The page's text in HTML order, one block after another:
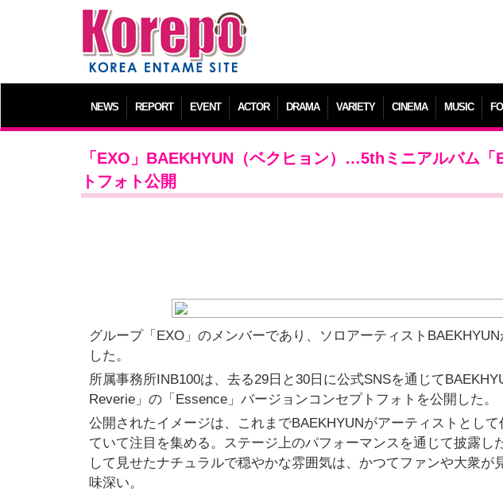
NEWS REPORT EVENT ACTOR DRAMA VARIETY CINEMA MUSIC
「EXO」BAEKHYUN（ベクヒョン）…5thミニアルバム
トフォト公開
グループ「EXO」のメンバーであり、ソロアーティスト
した。
所属事務所INB100は、去る29日と30日に公式SNSを通じて
Reverie」の「Essence」バージョンコンセプトフォトを公開した。
公開されたイメージは、これまでBAEKHYUNがアーティストとし
ていて注目を集める。ステージ上のパフォーマンスを通じて披露し
して見せたナチュラルで穏やかな雰囲気は、かつてファンや大衆
味深い。